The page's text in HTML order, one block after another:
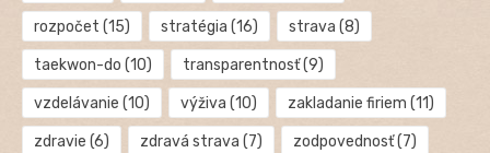
rozpočet (15) stratégia (16) strava (8)
taekwon-do (10) transparentnosť(9)
vzdelávanie (10) výživa (10) zakladanie firiem (11)
zdravie (6) zdravá strava (7) zodpovednosť(7)